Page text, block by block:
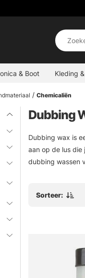
& Boot Kleding
Chemicaliën
Dubbing
Dubbing wax is
aan op de lus
dubbing wassen
Sorteer: